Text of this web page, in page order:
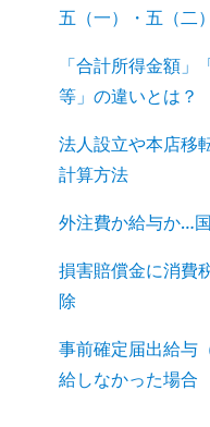
五（一）・五（二
「合計所得金額
等」の違いとは？
法人設立や本店移
計算方法
外注費か給与か…
損害賠償金に消費
除
事前確定届出給与
給しなかった場合